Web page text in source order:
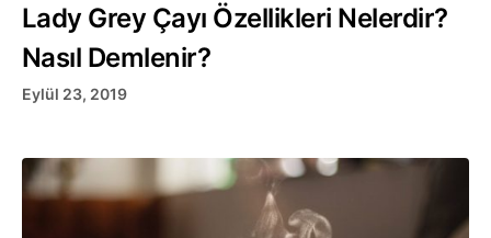
Lady Grey Çayı Özellikleri Nelerdir?
Nasıl Demlenir?
Eylül 23, 2019